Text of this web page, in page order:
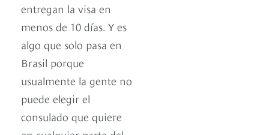
entregan la visa en
menos de 10 días. Y es
algo que solo pasa en
Brasil porque
usualmente la gente no
puede elegir el
consulado que quiere